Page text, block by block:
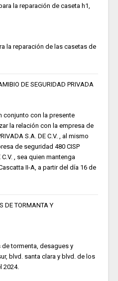
la reparación de caseta h1,
la reparación de las casetas de
DE SEGURIDAD PRIVADA
conjunto con la presente
la relación con la empresa de
S.A. DE C.V. , al mismo
de seguridad 480 CISP
C.V. , sea quien mantenga
II-A, a partir del día 16 de
DE TORMANTA Y
tormenta, desagues y
blvd. santa clara y blvd. de los
2024.